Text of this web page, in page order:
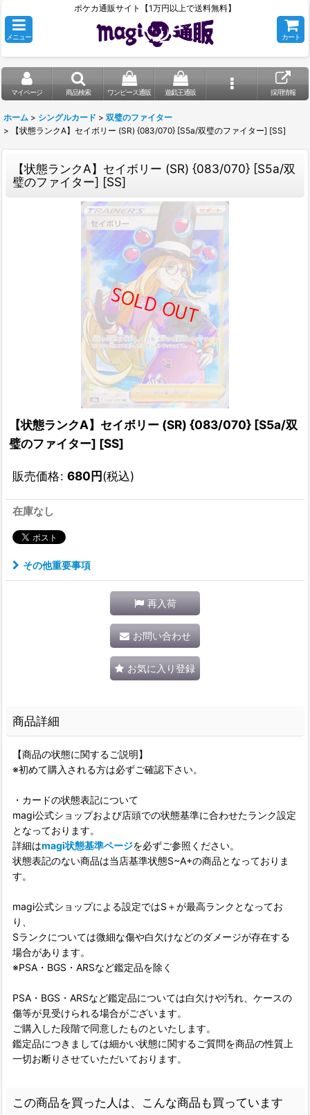
ポケカ通販サイト【1万円以上で送料無料】
メニュー カート
マイページ 商品検索 ワンピース通販 遊戯王通販 採用情報
ホーム > シングルカード > 双璧のファイター
>
【状態ランクA】セイボリー (SR) {083/070} [S5a/双璧のファイター] [SS]
【状態ランクA】セイボリー (SR) {083/070} [S5a/双
璧のファイター] [SS]
【状態ランクA】セイボリー (SR) {083/070} [S5a/双
璧のファイター] [SS]
販売価格: 680円(税込)
在庫なし
その他重要事項
再入荷
お問い合わせ
お気に入り登録
商品詳細
【商品の状態に関するご説明】
※初めて購入される方は必ずご確認下さい。
・カードの状態表記について
magi公式ショップおよび店頭での状態基準に合わせたランク設定
となっております。
詳細はmagi状態基準ページを必ずご参照ください。
状態表記のない商品は当店基準状態S~A+の商品となっておりま
す。
magi公式ショップによる設定ではS＋が最高ランクとなってお
り、
Sランクについては微細な傷や白欠けなどのダメージが存在する
場合があります。
※PSA・BGS・ARSなど鑑定品を除く
PSA・BGS・ARSなど鑑定品については白欠けや汚れ、ケースの
傷等が見受けられる場合がございます。
ご購入した段階で同意したものといたします。
鑑定品につきましては細かい状態に関するご質問を商品の性質上
一切お断りさせていただいております。
この商品を買った人は、こんな商品も買っています